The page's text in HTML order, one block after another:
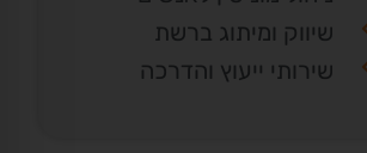
שיווק ומיתוג ברשת
שירותי ייעוץ והדרכה